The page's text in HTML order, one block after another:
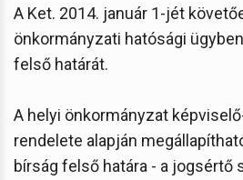
A Ket. 2014. január 1-jét
önkormányzati hatósági
felső határát.
A helyi önkormányzat
rendelete alapján
bírság felső határa - a jogsértő